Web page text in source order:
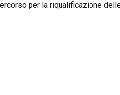
per la riqualificazione